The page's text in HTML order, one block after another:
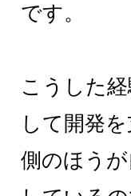
です。
こうした
して開発
側のほう